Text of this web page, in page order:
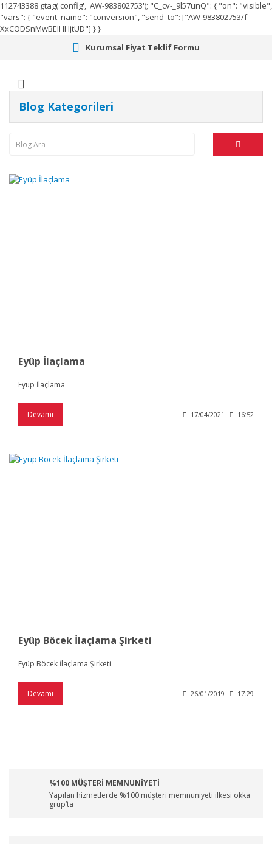
112743388 gtag('config', 'AW-983802753'); "C_cv-_9l57unQ": { "on": "visible",
"vars": { "event_name": "conversion", "send_to": ["AW-983802753/f-
XxCODSnMwBEIHHjtUD"] } }
Kurumsal Fiyat Teklif Formu
Blog Kategorileri
Eyüp İlaçlama
Eyüp İlaçlama
Devamı 17/04/2021 16:52
Eyüp Böcek İlaçlama Şirketi
Eyüp Böcek İlaçlama Şirketi
Devamı 26/01/2019 17:29
%100 MÜŞTERİ MEMNUNİYETİ
Yapılan hizmetlerde %100 müşteri memnuniyeti ilkesi okka
grup’ta